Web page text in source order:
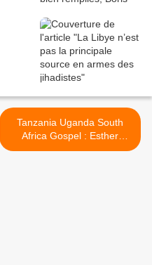
Tanzania Uganda South
Africa Gospel : Esther
Wahome - Tukutendereza >